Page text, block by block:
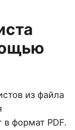
из файла
в формат PDF.